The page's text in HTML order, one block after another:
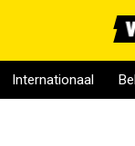
Internationaal